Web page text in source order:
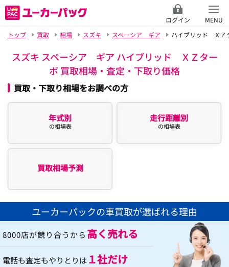
ログイン
MENU
トップ
買取 相場 スズキ スペーシア ギア ハイブリッド ＸＺ
スズキ スペーシア ギア ハイブリッド ＸＺター
ボ 買取相場・査定・下取り価格
買取・下取り相場をお調べの方
年式別
の相場表
走行距離別
の相場表
買取相場予測
ユーカーパックの車買取が選ばれる理由
8000店が競り合うから 高く売れる
電話も査定もやりとりは １社だけ